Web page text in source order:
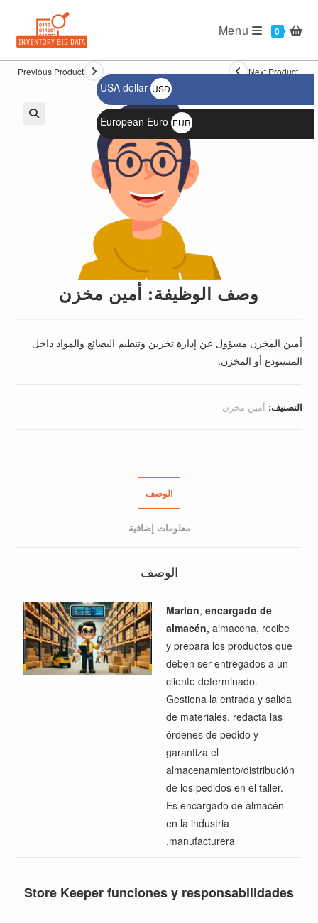
0
Menu
Previous Product Next Product
وصف الوظيفة: أمين مخزن
أمين المخزن مسؤول عن إدارة تخزين وتنظيم البضائع والمواد داخل
المستودع أو المخزن.
التصنيف: أمين مخزن
الوصف
معلومات إضافية
الوصف
Marlon, encargado de
almacén, almacena, recibe
y prepara los productos que
deben ser entregados a un
cliente determinado.
Gestiona la entrada y salida
de materiales, redacta las
órdenes de pedido y
garantiza el
almacenamiento/distribución
de los pedidos en el taller.
Es encargado de almacén
en la industria
manufacturera.
Store Keeperfunciones y responsabilidades
USD
$
EUR
€